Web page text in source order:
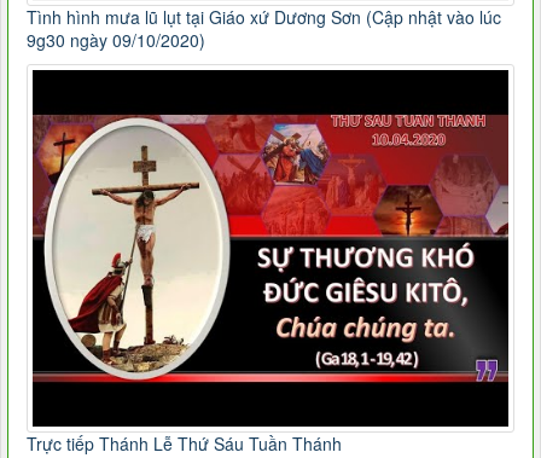
Tình hình mưa lũ lụt tại Giáo xứ Dương Sơn (Cập nhật vào lúc
9g30 ngày 09/10/2020)
Trực tiếp Thánh Lễ Thứ Sáu Tuần Thánh